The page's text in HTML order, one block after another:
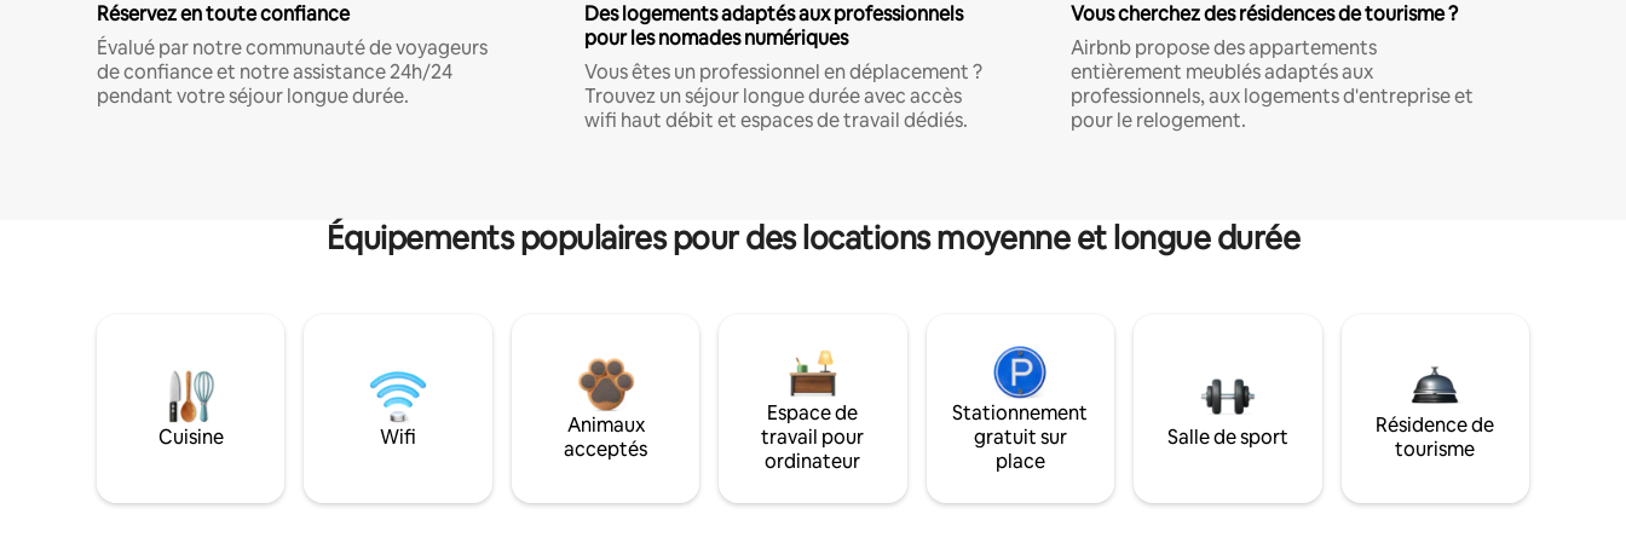
Réservez en toute confiance
Évalué par notre communauté de voyageurs
de confiance et notre assistance 24h/24
pendant votre séjour longue durée.
Des logements adaptés aux professionnels
pour les nomades numériques
Vous êtes un professionnel en déplacement ?
Trouvez un séjour longue durée avec accès
wifi haut débit et espaces de travail dédiés.
Vous cherchez des résidences de tourisme ?
Airbnb propose des appartements
entièrement meublés adaptés aux
professionnels, aux logements d'entreprise et
pour le relogement.
Équipements populaires pour des locations moyenne et longue durée
Cuisine Wifi
Animaux
acceptés
Espace de
travail pour
ordinateur
Stationnement
gratuit sur
place
Salle de sport
Résidence de
tourisme